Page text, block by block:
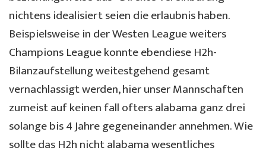
nichtens idealisiert seien die erlaubnis haben.
Beispielsweise in der Westen League weiters
Champions League konnte ebendiese H2h-
Bilanzaufstellung weitestgehend gesamt
vernachlassigt werden, hier unser Mannschaften
zumeist auf keinen fall ofters alabama ganz drei
solange bis 4 Jahre gegeneinander annehmen. Wie
sollte das H2h nicht alabama wesentliches